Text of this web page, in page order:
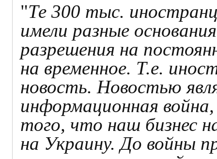
"Те 300 тыс.
имели разные
разрешения на
на временное. Т.е.
новость. Новостью
информационная
того, что наш бизнес
на Украину. До войны